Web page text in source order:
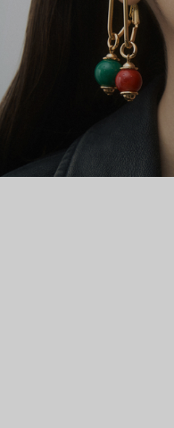
высокотехнологичный
супрематизму Казимира